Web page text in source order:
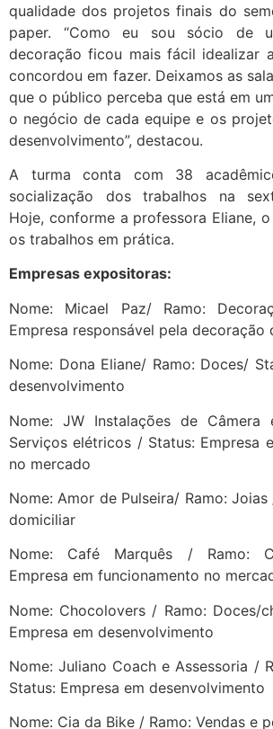
qualidade dos projetos finais do
paper. “Como eu sou sócio de
decoração ficou mais fácil idealizar
concordou em fazer. Deixamos as
que o público perceba que está em
o negócio de cada equipe e os
desenvolvimento”, destacou.
A turma conta com 38
socialização dos trabalhos na
Hoje, conforme a professora Eliane,
os trabalhos em prática.
Empresas expositoras:
Nome: Micael Paz/ Ramo:
Empresa responsável pela decoração
Nome: Dona Eliane/ Ramo: Doces/
desenvolvimento
Nome: JW Instalações de Câmera
Serviços elétricos / Status: Empresa
no mercado
Nome: Amor de Pulseira/ Ramo:
domiciliar
Nome: Café Marquês / Ramo:
Empresa em funcionamento no
Nome: Chocolovers / Ramo: Doces/
Empresa em desenvolvimento
Nome: Juliano Coach e Assessoria /
Status: Empresa em desenvolvimento
Nome: Cia da Bike / Ramo: Vendas e